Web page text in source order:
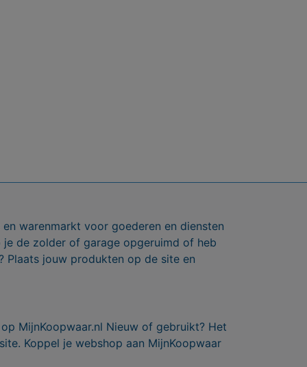
warenmarkt voor goederen en diensten
je de zolder of garage opgeruimd of heb
Plaats jouw produkten op de site en
MijnKoopwaar.nl Nieuw of gebruikt? Het
Koppel je webshop aan MijnKoopwaar